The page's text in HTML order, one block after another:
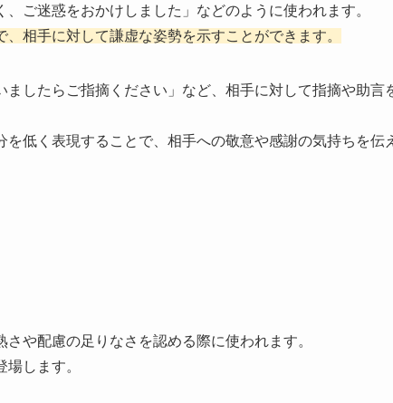
ご迷惑をおかけしました」などのように使われます。
相手に対して謙虚な姿勢を示すことができます。
ましたらご指摘ください」など、相手に対して指摘や助言
を低く表現することで、相手への敬意や感謝の気持ちを伝
さや配慮の足りなさを認める際に使われます。
します。